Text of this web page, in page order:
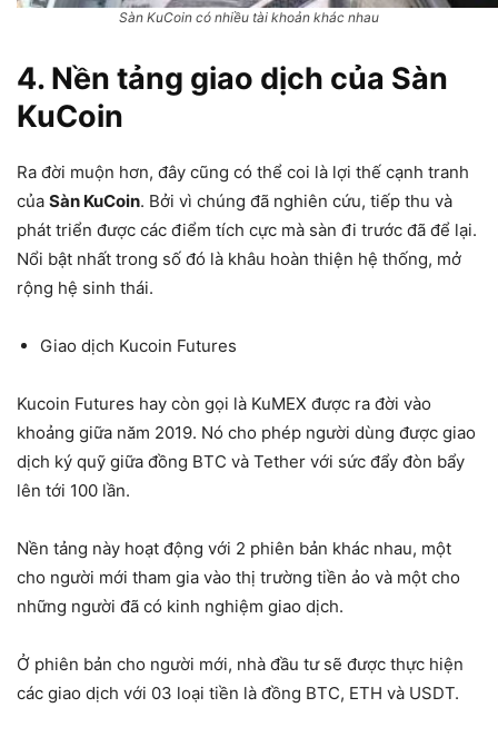
Sàn KuCoin có nhiều tài khoản khác nhau
4. Nền tảng giao dịch của Sàn
KuCoin
Ra đời muộn hơn, đây cũng có thể coi là lợi thế cạnh tranh
của Sàn KuCoin. Bởi vì chúng đã nghiên cứu, tiếp thu và
phát triển được các điểm tích cực mà sàn đi trước đã để lại.
Nổi bật nhất trong số đó là khâu hoàn thiện hệ thống, mở
rộng hệ sinh thái.
Giao dịch Kucoin Futures
Kucoin Futures hay còn gọi là KuMEX được ra đời vào
khoảng giữa năm 2019. Nó cho phép người dùng được giao
dịch ký quỹ giữa đồng BTC và Tether với sức đẩy đòn bẩy
lên tới 100 lần.
Nền tảng này hoạt động với 2 phiên bản khác nhau, một
cho người mới tham gia vào thị trường tiền ảo và một cho
những người đã có kinh nghiệm giao dịch.
Ở phiên bản cho người mới, nhà đầu tư sẽ được thực hiện
các giao dịch với 03 loại tiền là đồng BTC, ETH và USDT.